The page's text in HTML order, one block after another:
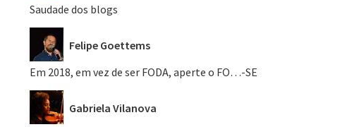
Saudade dos blogs
Felipe Goettems
Em 2018, em vez de ser FODA, aperte o FO…-SE
Gabriela Vilanova